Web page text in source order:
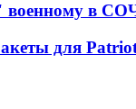
в
для